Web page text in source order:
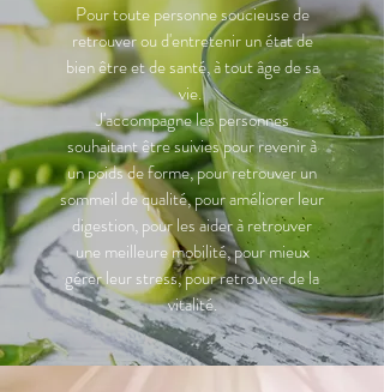
Pour toute personne soucieuse de
retrouver ou d'entretenir un état de
bien être et de santé, à tout âge de sa
vie.
J'accompagne les personnes
souhaitant être suivies pour revenir à
un poids de forme, pour retrouver un
sommeil de qualité, pour améliorer leur
digestion, pour les aider à retrouver
une meilleure mobilité, pour mieux
gérer leur stress, pour retrouver de la
vitalité.